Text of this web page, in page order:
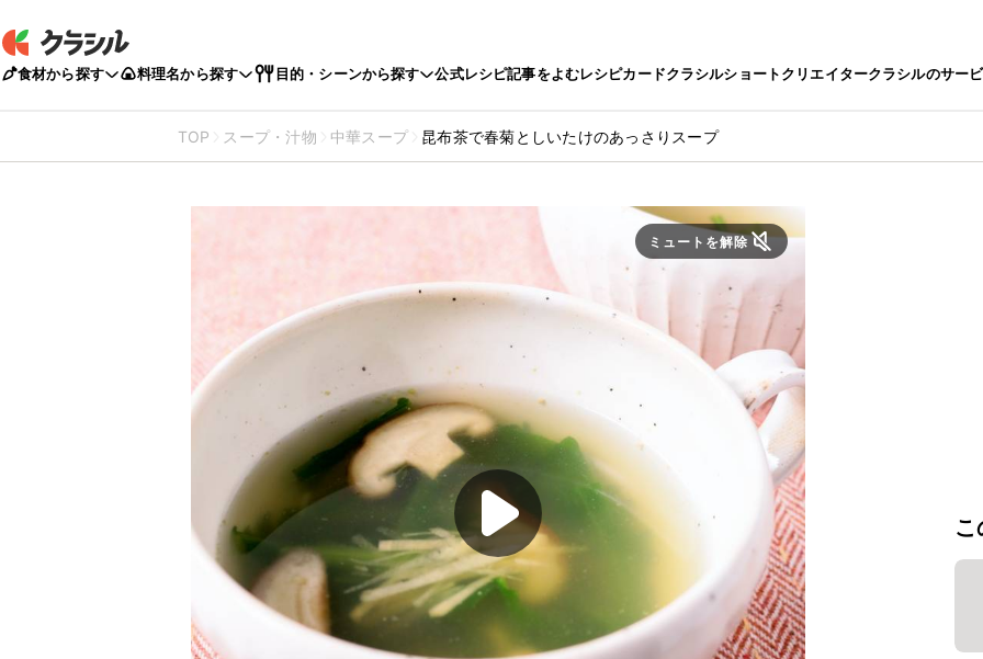
食材から探す 料理名から探す 目的・シーンから探す 公式レシピ記事をよむレシピカードクラシルショートクリエイタークラシルのサー
TOP スープ・汁物 中華スープ 昆布茶で春菊としいたけのあっさりスープ
ミュートを解除